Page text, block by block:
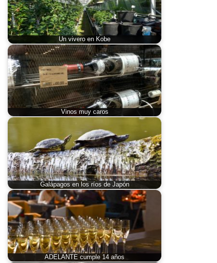
Un vivero en Kobe
Vinos muy caros
Galápagos en los ríos de Japón
ADELANTE cumple 14 años